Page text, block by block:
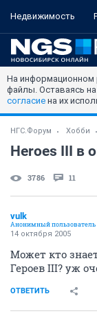
Недвижимость
На информационном
файлы. Оставаясь
согласие на их
НГС.Форум Хобби
Heroes III в
3786 11
vulk
Анонимный пользователь
14 октября 2005
Может кто
Героев III? уж
ОТВЕТИТЬ